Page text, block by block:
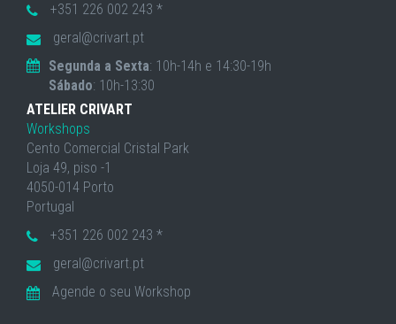
+351 226 002 243 *
geral@crivart.pt
Segunda a Sexta: 10h-14h e 14:30-19h
Sábado: 10h-13:30
ATELIER CRIVART
Workshops
Cento Comercial Cristal Park
Loja 49, piso -1
4050-014 Porto
Portugal
+351 226 002 243 *
geral@crivart.pt
Agende o seu Workshop